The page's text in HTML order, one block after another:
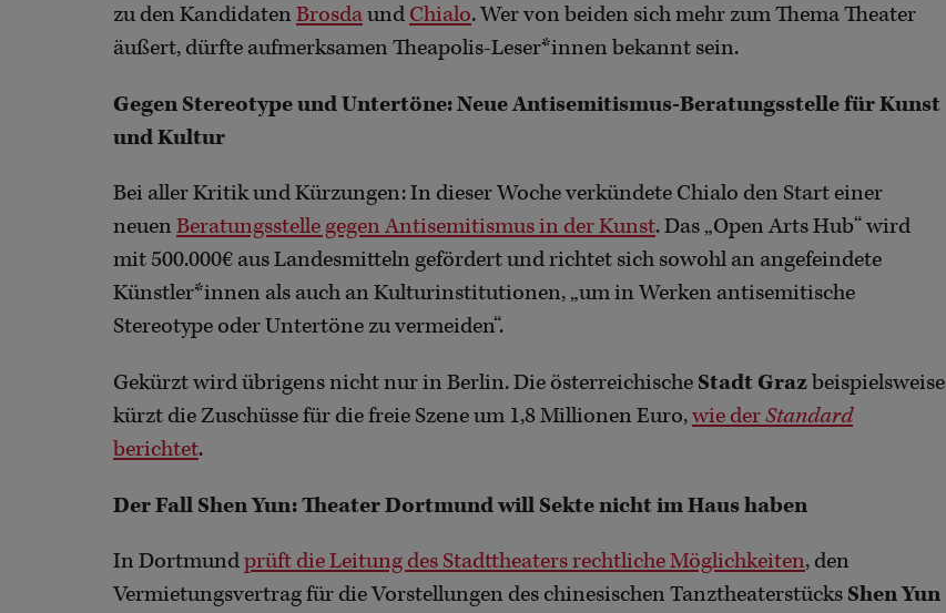
zu den Kandidaten Brosdaund Chialo. Wer von beiden sich mehr zum Thema Theater
äußert, dürfte aufmerksamen Theapolis-Leser*innen bekannt sein.
Gegen Stereotype und Untertöne: Neue Antisemitismus-Beratungsstelle für Kunst
und Kultur
Bei aller Kritik und Kürzungen: In dieser Woche verkündete Chialo den Start einer
neuen Beratungsstelle gegen Antisemitismus in der Kunst. Das „Open Arts Hub“ wird
mit 500.000€ aus Landesmitteln gefördert und richtet sich sowohl an angefeindete
Künstler*innen als auch an Kulturinstitutionen, „um in Werken antisemitische
Stereotype oder Untertöne zu vermeiden“.
Gekürzt wird übrigens nicht nur in Berlin. Die österreichische Stadt Grazbeispielsweise
kürzt die Zuschüsse für die freie Szene um 1,8 Millionen Euro,wie derStandard
berichtet.
Der Fall Shen Yun: Theater Dortmund will Sekte nicht im Haus haben
In Dortmundprüft die Leitung des Stadttheaters rechtliche Möglichkeiten, den
Vermietungsvertrag für die Vorstellungen des chinesischen Tanztheaterstücks Shen Yun